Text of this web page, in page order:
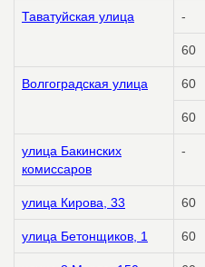
Таватуйская улица -
60
Волгоградская улица 60
60
улица Бакинских
комиссаров
-
улица Кирова, 33 60
улица Бетонщиков, 1 60